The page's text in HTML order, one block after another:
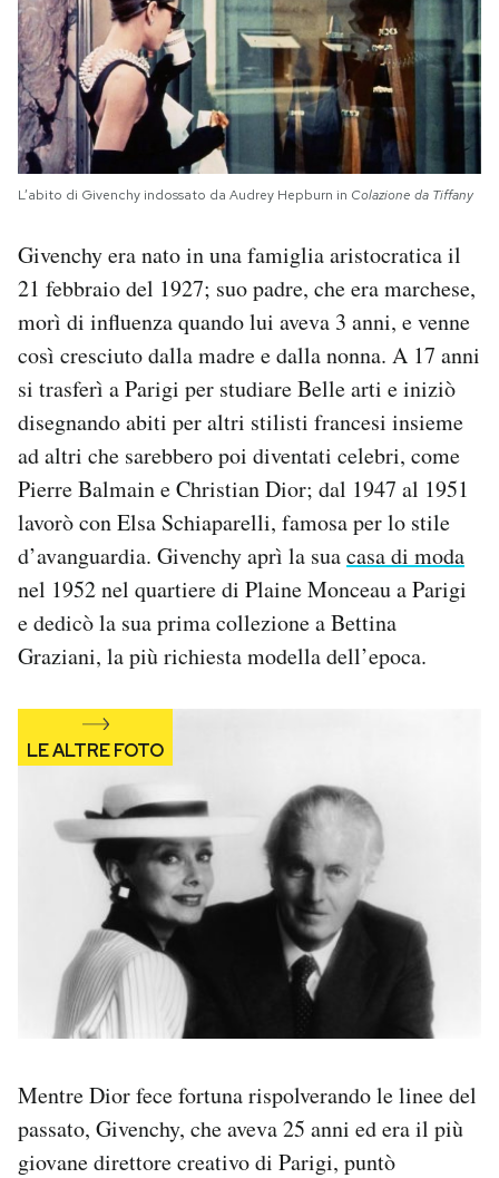
L’abito di Givenchy indossato da Audrey Hepburn in Colazione da Tiffany
Givenchy era nato in una famiglia aristocratica il
21 febbraio del 1927; suo padre, che era marchese,
morì di influenza quando lui aveva 3 anni, e venne
così cresciuto dalla madre e dalla nonna. A 17 anni
si trasferì a Parigi per studiare Belle arti e iniziò
disegnando abiti per altri stilisti francesi insieme
ad altri che sarebbero poi diventati celebri, come
Pierre Balmain e Christian Dior; dal 1947 al 1951
lavorò con Elsa Schiaparelli, famosa per lo stile
d’avanguardia. Givenchy aprì la suacasa di moda
nel 1952 nel quartiere di Plaine Monceau a Parigi
e dedicò la sua prima collezione a Bettina
Graziani, la più richiesta modella dell’epoca.
Mentre Dior fece fortuna rispolverando le linee del
passato, Givenchy, che aveva 25 anni ed era il più
giovane direttore creativo di Parigi, puntò